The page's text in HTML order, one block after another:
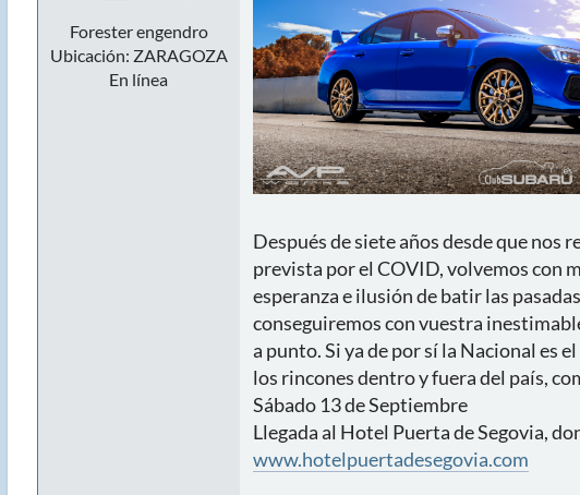
Forester engendro
Ubicación: ZARAGOZA
En línea
Después de siete años desde que nos
prevista por el COVID, volvemos con
esperanza e ilusión de batir las
conseguiremos con vuestra
a punto. Si ya de por sí la Nacional es
los rincones dentro y fuera del país,
Sábado 13 de Septiembre
Llegada al Hotel Puerta de Segovia,
www.hotelpuertadesegovia.com